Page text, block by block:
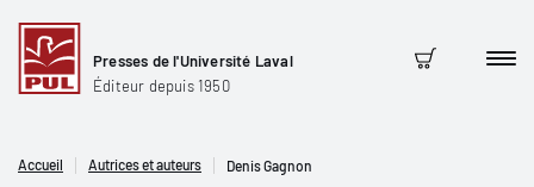
Presses de l'Université Laval
Éditeur depuis 1950
Panier
Accueil Autrices et auteurs Denis Gagnon